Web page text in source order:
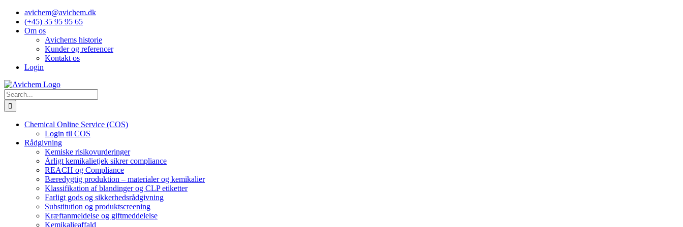
Skip
content
avichem@avichem.dk
(+45) 35 95 95 65
Om os
Avichems historie
Kunder og referencer
Kontakt os
Login
Search
for:
Chemical Online Service (COS)
Login til COS
Rådgivning
Kemiske risikovurderinger
Årligt kemikalietjek sikrer compliance
REACH og Compliance
Bæredygtig produktion – materialer og kemikalier
Klassifikation af blandinger og CLP etiketter
Farligt gods og sikkerhedsrådgivning
Substitution og produktscreening
Kræftanmeldelse og giftmeddelelse
Kemikalieaffald